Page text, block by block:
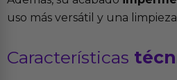
uso más versátil y una
Características